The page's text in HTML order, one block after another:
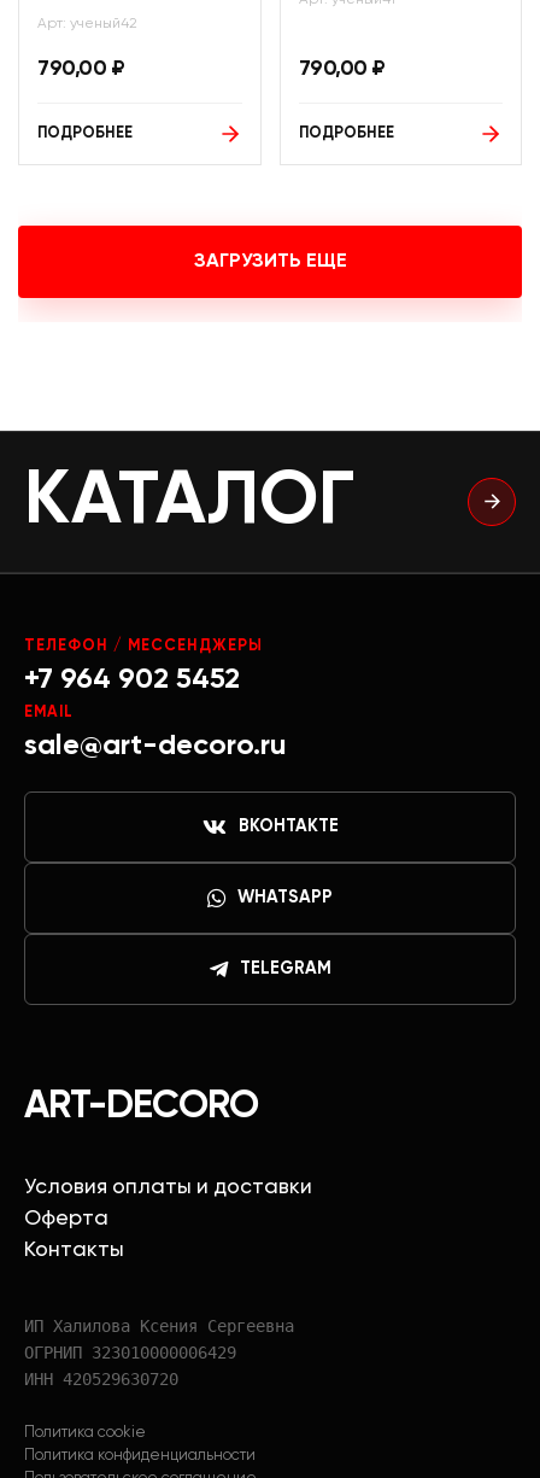
Арт: ученый42
790,00 ₽
ПОДРОБНЕЕ
790,00 ₽
ПОДРОБНЕЕ
ЗАГРУЗИТЬ ЕЩЕ
КАТАЛОГ
ART-DECORO
Условия оплаты и доставки
Оферта
Контакты
ИП Халилова Ксения Сергеевна
ОГРНИП 323010000006429
ИНН 420529630720
Политика cookie
Политика конфиденциальности
ТЕЛЕФОН / МЕССЕНДЖЕРЫ
+7 964 902 5452
EMAIL
sale@art-decoro.ru
ВКОНТАКТЕ
WHATSAPP
TELEGRAM